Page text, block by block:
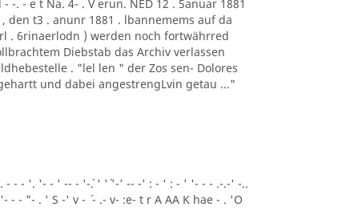
. - e t Na. 4- . V erun. NED 12 . 5anuar 1881
den t3 . anunr 1881 . lbannemems auf da
. 6rinaerlodn ) werden noch fortwährred
Diebstab das Archiv verlassen
. "lel len " der Zos sen- Dolores
und dabei angestrengLvin getau ..."
- '. '- - ' -- - '-´. ' '´ '-' -- -' : - ' : - ' '- - - .-.-' -..
- - "- . ' S -' v - ´ - .- v- :e- t r A AA K hae - . 'O